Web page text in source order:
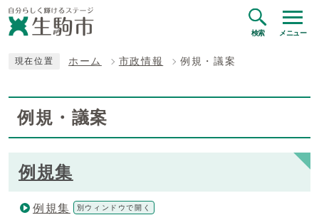
検索 メニュー
現在位置 ホーム 市政情報 例規・議案
例規・議案
例規集
例規集 別ウィンドウで開く